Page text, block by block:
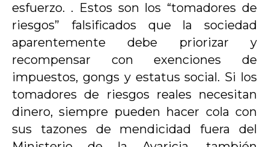
esfuerzo. . Estos son los “tomadores de
riesgos” falsificados que la sociedad
aparentemente debe priorizar y
recompensar con exenciones de
impuestos, gongs y estatus social. Si los
tomadores de riesgos reales necesitan
dinero, siempre pueden hacer cola con
sus tazones de mendicidad fuera del